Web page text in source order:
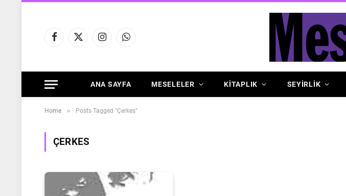
Facebook
X
InstagramWhatsApp
ANA SAYFA MESELELER KİTAPLIK SEYİRLİK
Home » Posts Tagged "Çerkes"
ÇERKES